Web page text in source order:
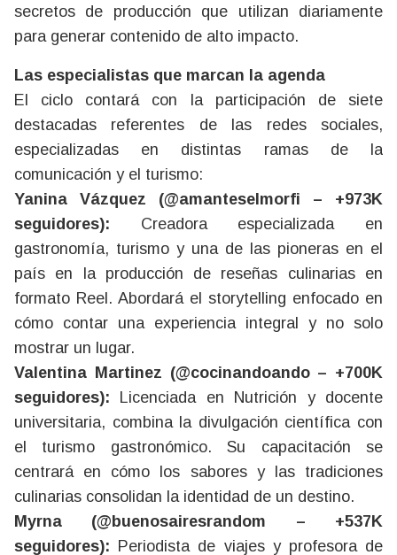
secretos de producción que utilizan diariamente
para generar contenido de alto impacto.
Las especialistas que marcan la agenda
El ciclo contará con la participación de siete
destacadas referentes de las redes sociales,
especializadas en distintas ramas de la
comunicación y el turismo:
Yanina Vázquez (@amanteselmorfi – +973K
seguidores): Creadora especializada en
gastronomía, turismo y una de las pioneras en el
país en la producción de reseñas culinarias en
formato Reel. Abordará el storytelling enfocado en
cómo contar una experiencia integral y no solo
mostrar un lugar.
Valentina Martinez (@cocinandoando – +700K
seguidores): Licenciada en Nutrición y docente
universitaria, combina la divulgación científica con
el turismo gastronómico. Su capacitación se
centrará en cómo los sabores y las tradiciones
culinarias consolidan la identidad de un destino.
Myrna (@buenosairesrandom – +537K
seguidores): Periodista de viajes y profesora de